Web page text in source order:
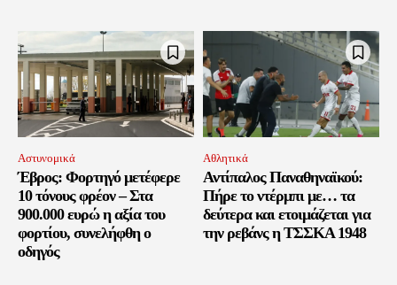
Αστυνομικά
Έβρος: Φορτηγό μετέφερε
10 τόνους φρέον – Στα
900.000 ευρώ η αξία του
φορτίου, συνελήφθη ο
οδηγός
Αθλητικά
Αντίπαλος Παναθηναϊκού:
Πήρε το ντέρμπι με… τα
δεύτερα και ετοιμάζεται για
την ρεβάνς η ΤΣΣΚΑ 1948